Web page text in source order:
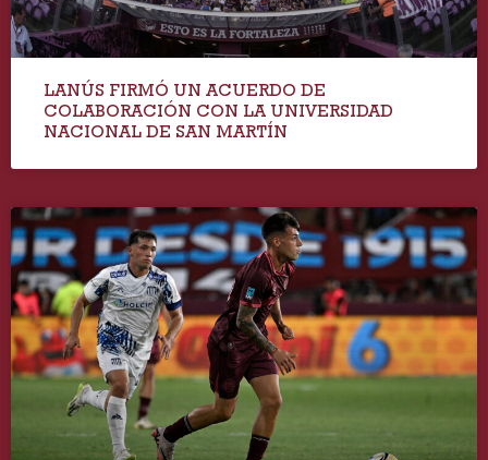
LANÚS FIRMÓ UN ACUERDO DE
COLABORACIÓN CON LA UNIVERSIDAD
NACIONAL DE SAN MARTÍN